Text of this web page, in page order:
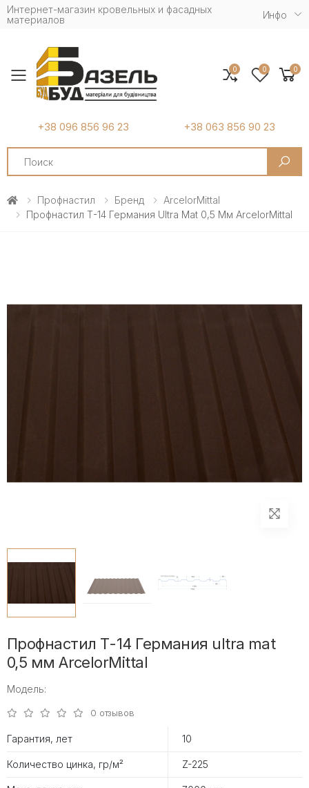
Интернет-магазин кровельных и фасадных
материалов
Инфо
Toggle mobile menu
+38 096 856 96 23 +38 063 856 90 23
Search
0 0 0
Профнастил Бренд
ArcelorMittal
Профнастил Т-14 Германия Ultra Mat 0,5 Мм ArcelorMittal
Профнастил Т-14 Германия ultra mat
0,5 мм ArcelorMittal
Модель:
0 отзывов
Гарантия, лет 10
Количество цинка, гр/м² Z-225